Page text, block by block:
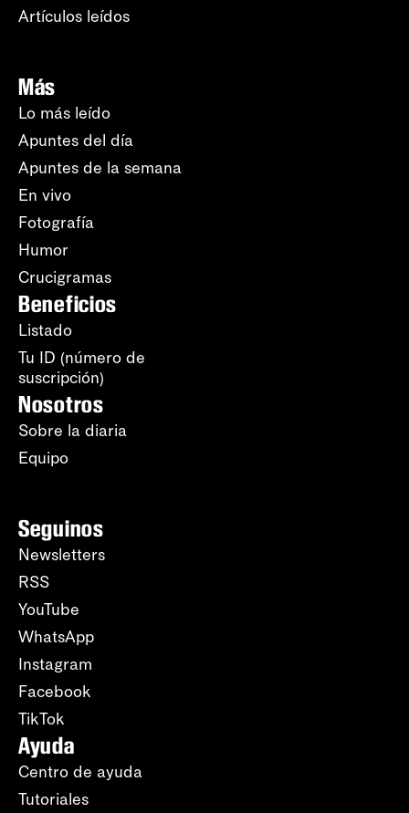
Artículos leídos
Más
Lo más leído
Apuntes del día
Apuntes de la semana
En vivo
Fotografía
Humor
Crucigramas
Beneficios
Listado
Tu ID (número de
suscripción)
Nosotros
Sobre la diaria
Equipo
Seguinos
Newsletters
RSS
YouTube
WhatsApp
Instagram
Facebook
TikTok
Ayuda
Centro de ayuda
Tutoriales